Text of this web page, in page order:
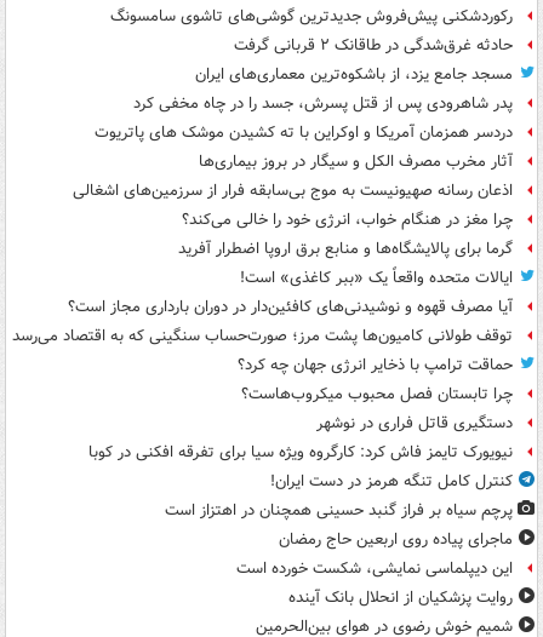
رکوردشکنی پیش‌فروش جدیدترین گوشی‌های تاشوی سامسونگ
حادثه غرق‌شدگی در طاقانک ۲ قربانی گرفت
مسجد جامع یزد، از باشکوه‌ترین معماری‌های ایران
پدر شاهرودی پس از قتل پسرش، جسد را در چاه مخفی کرد
دردسر همزمان آمریکا و اوکراین با ته کشیدن موشک های پاتریوت
آثار مخرب مصرف الکل و سیگار در بروز بیماری‌ها
اذعان رسانه صهیونیست به موج بی‌سابقه فرار از سرزمین‌های اشغالی
چرا مغز در هنگام خواب، انرژی خود را خالی می‌کند؟
گرما برای پالایشگاه‌ها و منابع برق اروپا اضطرار آفرید
ایالات متحده واقعاً یک «ببر کاغذی» است!
آیا مصرف قهوه و نوشیدنی‌های کافئین‌دار در دوران بارداری مجاز است؟
توقف طولانی کامیون‌ها پشت مرز؛ صورت‌حساب سنگینی که به اقتصاد می‌رسد
حماقت ترامپ با ذخایر انرژی جهان چه کرد؟
چرا تابستان فصل محبوب میکروب‌هاست؟
دستگیری قاتل فراری در نوشهر
نیویورک تایمز فاش کرد: کارگروه ویژه سیا برای تفرقه افکنی در کوبا
کنترل کامل تنگه هرمز در دست ایران!
پرچم سیاه بر فراز گنبد حسینی همچنان در اهتزاز است
ماجرای پیاده روی اربعین حاج رمضان
این دیپلماسی نمایشی، شکست خورده است
روایت پزشکیان از انحلال بانک آینده
شمیم خوش رضوی در هوای بین‌الحرمین